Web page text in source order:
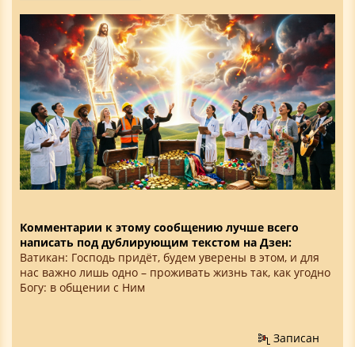
Комментарии к этому сообщению лучше всего
написать под дублирующим текстом на Дзен:
Ватикан: Господь придёт, будем уверены в этом, и для
нас важно лишь одно – проживать жизнь так, как угодно
Богу: в общении с Ним
Записан